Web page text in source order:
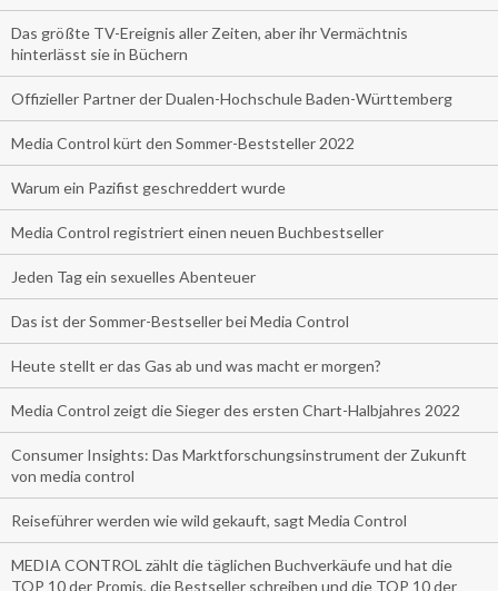
Das größte TV-Ereignis aller Zeiten, aber ihr Vermächtnis
hinterlässt sie in Büchern
Offizieller Partner der Dualen-Hochschule Baden-Württemberg
Media Control kürt den Sommer-Beststeller 2022
Warum ein Pazifist geschreddert wurde
Media Control registriert einen neuen Buchbestseller
Jeden Tag ein sexuelles Abenteuer
Das ist der Sommer-Bestseller bei Media Control
Heute stellt er das Gas ab und was macht er morgen?
Media Control zeigt die Sieger des ersten Chart-Halbjahres 2022
Consumer Insights: Das Marktforschungsinstrument der Zukunft
von media control
Reiseführer werden wie wild gekauft, sagt Media Control
MEDIA CONTROL zählt die täglichen Buchverkäufe und hat die
TOP 10 der Promis, die Bestseller schreiben und die TOP 10 der